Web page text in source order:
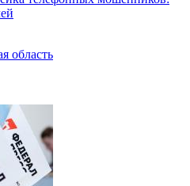
область